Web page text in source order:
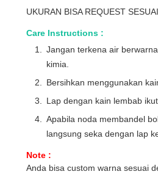
UKURAN BISA REQUEST
Care Instructions :
Jangan terkena air
kimia.
Bersihkan menggunakan
Lap dengan kain lembab
Apabila noda membandel
langsung seka dengan lap
Note :
Anda bisa custom warna sesuai